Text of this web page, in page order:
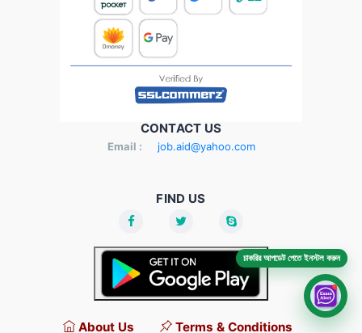
CONTACT US
Email : job.aid@yahoo.com
FIND US
About Us Terms & Conditions
চাকরির আপডেট পেতে ইনস্টল করুন